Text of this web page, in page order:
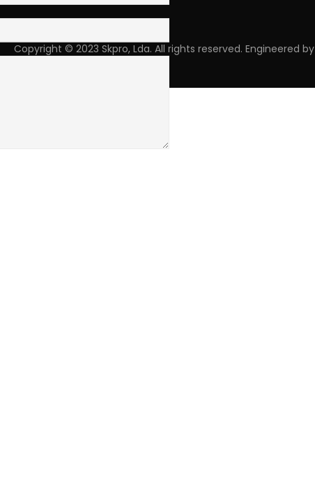
Copyright © 2023 Skpro, Lda. All rights reserved. Engineered by